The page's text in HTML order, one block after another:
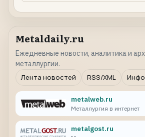
Metaldaily.ru
Ежедневные новости, аналитика и
металлургии.
Лента новостей
RSS/XML
metalweb.ru
Металлургия в интернет
metalgost.ru